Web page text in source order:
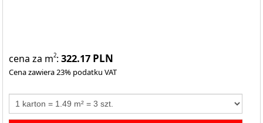
cena za m2:322.17 PLN
Cena zawiera 23% podatku VAT